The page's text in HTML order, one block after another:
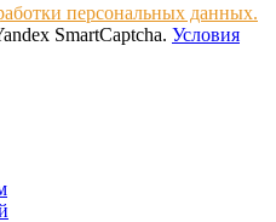
персональных данных.
SmartCaptcha. Условия